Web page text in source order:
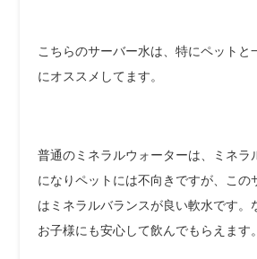
こちらのサーバー水は、特にペットと
にオススメしてます。
普通のミネラルウォーターは、ミネラ
になりペットには不向きですが、この
はミネラルバランスが良い軟水です。
お子様にも安心して飲んでもらえます。